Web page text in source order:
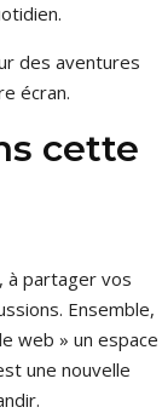
des aventures
écran.
cette
à partager vos
Ensemble,
web » un espace
une nouvelle